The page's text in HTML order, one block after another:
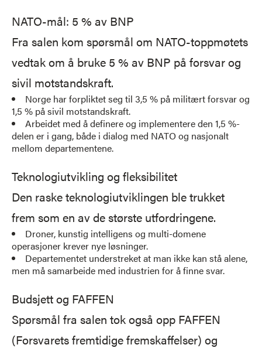
NATO-mål: 5 % av BNP
Fra salen kom spørsmål om NATO-toppmøtets
vedtak om å bruke 5 % av BNP på forsvar og
sivil motstandskraft.
Norge har forpliktet seg til 3,5 % på militært forsvar og
1,5 % på sivil motstandskraft.
Arbeidet med å definere og implementere den 1,5 %-
delen er i gang, både i dialog med NATO og nasjonalt
mellom departementene.
Teknologiutvikling og fleksibilitet
Den raske teknologiutviklingen ble trukket
frem som en av de største utfordringene.
Droner, kunstig intelligens og multi-domene
operasjoner krever nye løsninger.
Departementet understreket at man ikke kan stå alene,
men må samarbeide med industrien for å finne svar.
Budsjett og FAFFEN
Spørsmål fra salen tok også opp FAFFEN
(Forsvarets fremtidige fremskaffelser) og